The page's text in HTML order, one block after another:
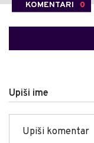
KOMENTARI 0
Upiši ime